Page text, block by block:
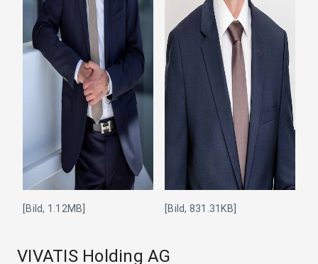
[Bild, 1.12MB] [Bild, 831.31KB]
VIVATIS Holding AG